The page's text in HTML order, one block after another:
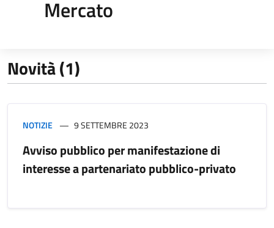
Mercato
Novità (1)
NOTIZIE 9 SETTEMBRE 2023
Avviso pubblico per manifestazione di
interesse a partenariato pubblico-privato